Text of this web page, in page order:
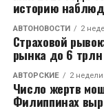
историю
АВТОНОВОСТИ 2
Страховой
рынка до 6
АВТОРСКИЕ 2
Число жертв
Филиппинах